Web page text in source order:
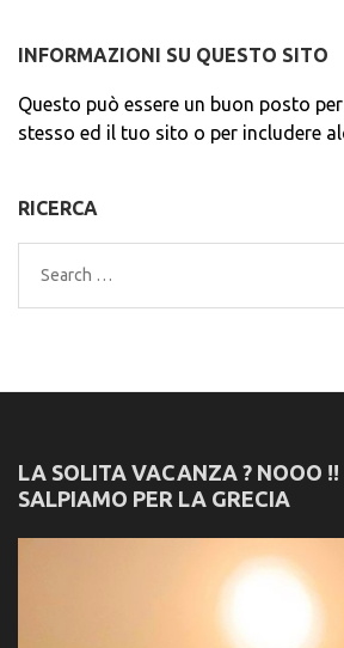
INFORMAZIONI SU QUESTO SITO
Questo può essere un buon posto
stesso ed il tuo sito o per includere
RICERCA
Search
for:
LA SOLITA VACANZA ? NOOO !!
SALPIAMO PER LA GRECIA